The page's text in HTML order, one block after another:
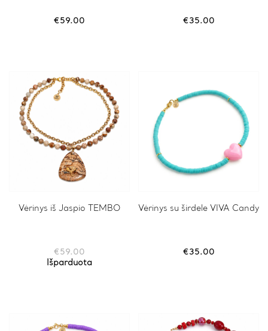
€59.00 €35.00
Vėrinys iš Jaspio TEMBO
€ 59.00
Išparduota
Vėrinys su širdele VIVA Candy
€35.00